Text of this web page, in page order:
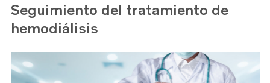
Seguimiento del tratamiento de
hemodiálisis